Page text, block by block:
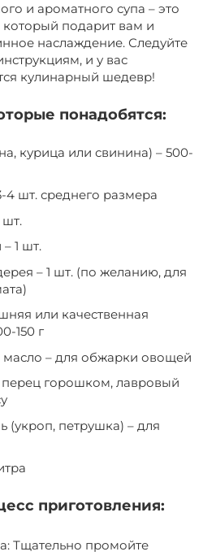
и ароматного супа – это
подарит вам и
наслаждение. Следуйте
и у вас
кулинарный шедевр!
понадобятся:
курица или свинина) – 500-
4 шт. среднего размера
шт.
1 шт.
– 1 шт. (по желанию, для
или качественная
150 г
масло – для обжарки овощей
горошком, лавровый
(укроп, петрушка) – для
приготовления:
Тщательно промойте